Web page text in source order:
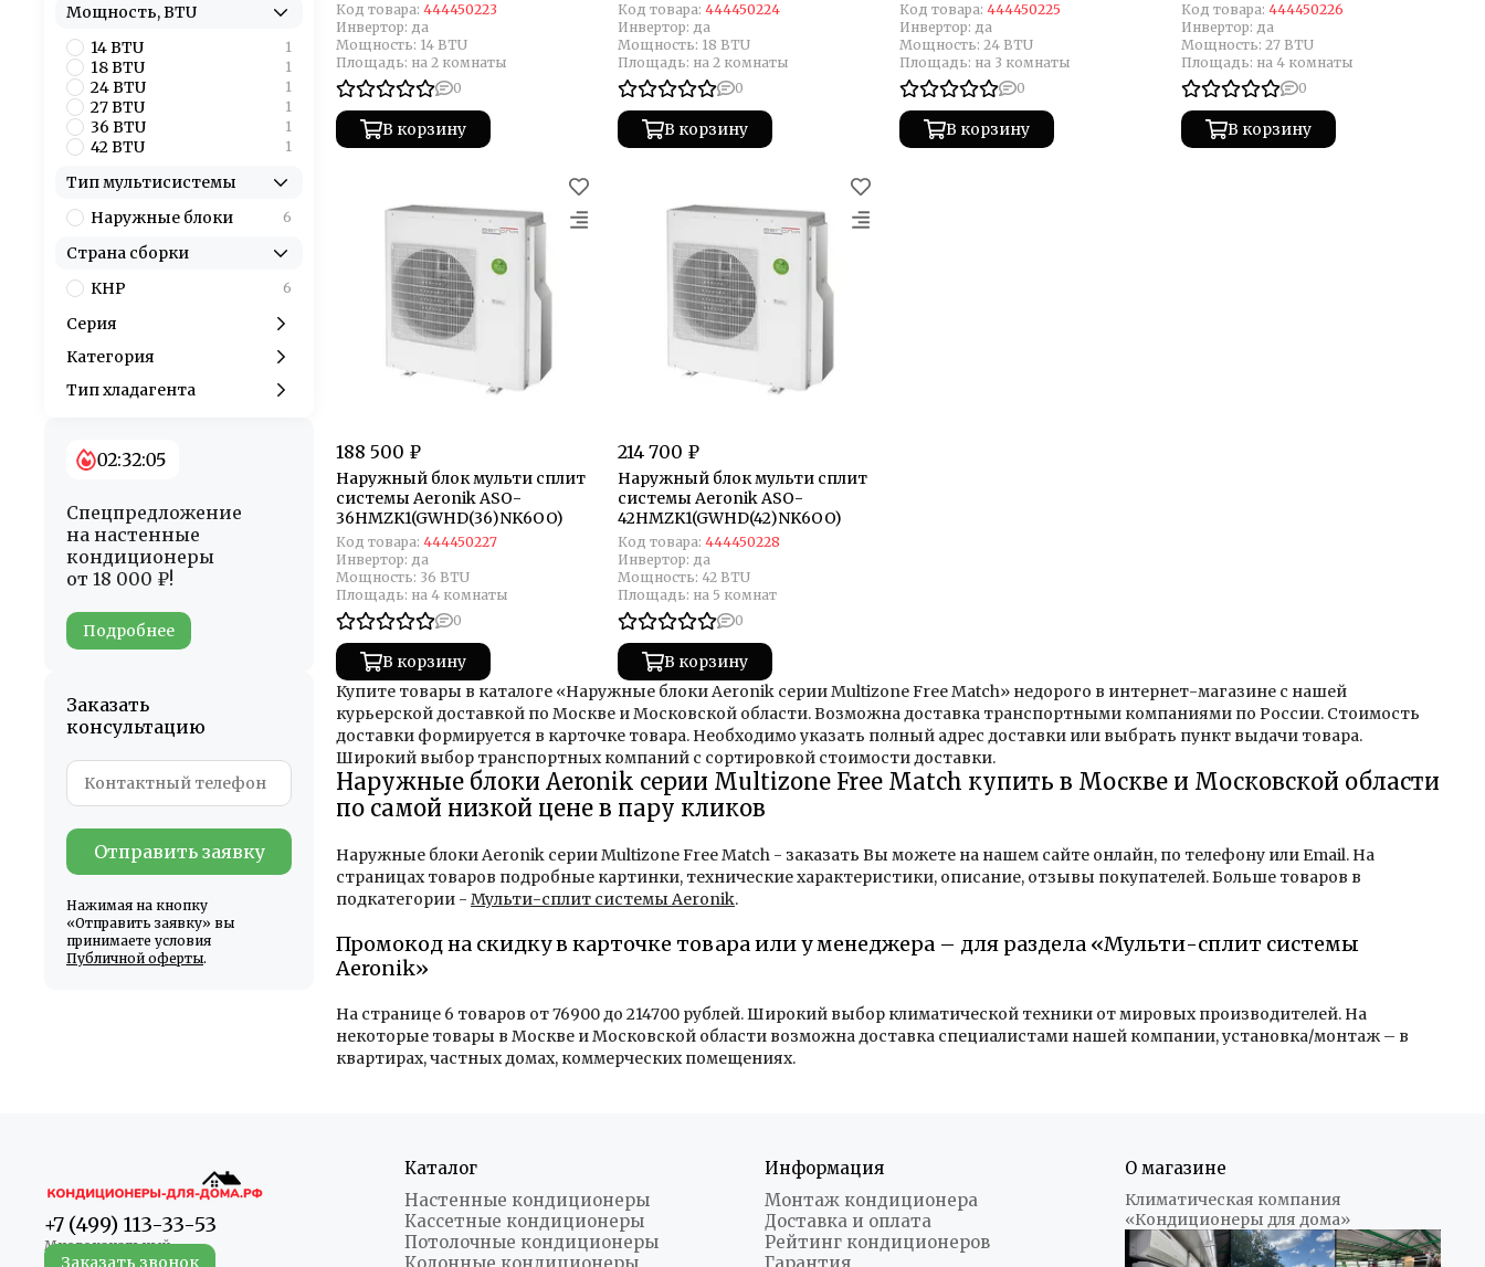
Код товара: 444450223
Инвертор: да
Мощность: 14 BTU
Площадь: на 2 комнаты
0
В корзину
Код товара: 444450224
Инвертор: да
Мощность: 18 BTU
Площадь: на 2 комнаты
0
В корзину
Код товара: 444450225
Инвертор: да
Мощность: 24 BTU
Площадь: на 3 комнаты
0
В корзину
Код товара: 444450226
Инвертор: да
Мощность: 27 BTU
Площадь: на 4 комнаты
0
В корзину
188 500 ₽
Наружный блок мульти сплит
системы Aeronik ASO-
36HMZK1(GWHD(36)NK6OO)
Код товара: 444450227
Инвертор: да
Мощность: 36 BTU
Площадь: на 4 комнаты
0
В корзину
214 700 ₽
Наружный блок мульти сплит
системы Aeronik ASO-
42HMZK1(GWHD(42)NK6OO)
Код товара: 444450228
Инвертор: да
Мощность: 42 BTU
Площадь: на 5 комнат
0
В корзину
Купите товары в каталоге «Наружные блоки Aeronik серии Multizone Free Match» недорого в интернет-магазине с нашей
курьерской доставкой по Москве и Московской области. Возможна доставка транспортными компаниями по России. Стоимость
доставки формируется в карточке товара. Необходимо указать полный адрес доставки или выбрать пункт выдачи товара.
Широкий выбор транспортных компаний с сортировкой стоимости доставки.
Наружные блоки Aeronik серии Multizone Free Match купить в Москве и Московской области
по самой низкой цене в пару кликов
Наружные блоки Aeronik серии Multizone Free Match - заказать Вы можете на нашем сайте онлайн, по телефону или Email. На
страницах товаров подробные картинки, технические характеристики, описание, отзывы покупателей. Больше товаров в
подкатегории - Мульти-сплит системы Aeronik.
Промокод на скидку в карточке товара или у менеджера – для раздела «Мульти-сплит системы
Aeronik»
На странице 6 товаров от 76900 до 214700 рублей. Широкий выбор климатической техники от мировых производителей. На
некоторые товары в Москве и Московской области возможна доставка специалистами нашей компании, установка/монтаж – в
квартирах, частных домах, коммерческих помещениях.
Мощность, BTU
14 BTU
1
18 BTU 1
24 BTU 1
27 BTU 1
36 BTU 1
42 BTU 1
Тип мультисистемы
Наружные блоки
6
Страна сборки
КНР
6
Серия
Категория
Тип хладагента
02:32:02
Спецпредложение
на настенные
кондиционеры
от 18 000 ₽!
Подробнее
Заказать
консультацию
Отправить заявку
Нажимая на кнопку
«Отправить заявку» вы
принимаете условия
Публичной оферты.
+7 (499) 113-33-53
Заказать звонок
Каталог
Настенные кондиционеры
Кассетные кондиционеры
Потолочные кондиционеры
Информация
Монтаж кондиционера
Доставка и оплата
Рейтинг кондиционеров
О магазине
Климатическая компания
«Кондиционеры для дома»